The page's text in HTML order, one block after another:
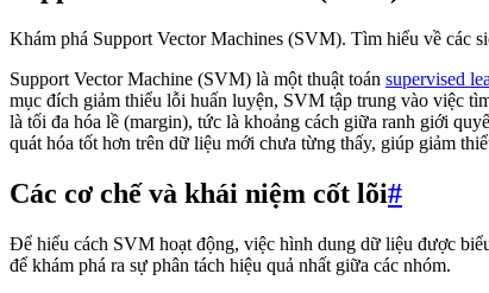
Khám phá Support Vector Machines (SVM). Tìm hiểu về các
Support Vector Machine (SVM) là một thuật toán supervised
mục đích giảm thiểu lỗi huấn luyện, SVM tập trung vào việc
là tối đa hóa lề (margin), tức là khoảng cách giữa ranh giới
quát hóa tốt hơn trên dữ liệu mới chưa từng thấy, giúp giảm
Các cơ chế và khái niệm cốt lõi#
Để hiểu cách SVM hoạt động, việc hình dung dữ liệu được
để khám phá ra sự phân tách hiệu quả nhất giữa các nhóm.